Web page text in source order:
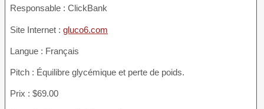
Responsable : ClickBank
Site Internet : gluco6.com
Langue : Français
Pitch : Équilibre glycémique et perte de poids.
Prix : $69.00